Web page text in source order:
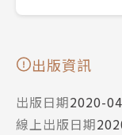
出版資訊
出版日期2020-
線上出版日期